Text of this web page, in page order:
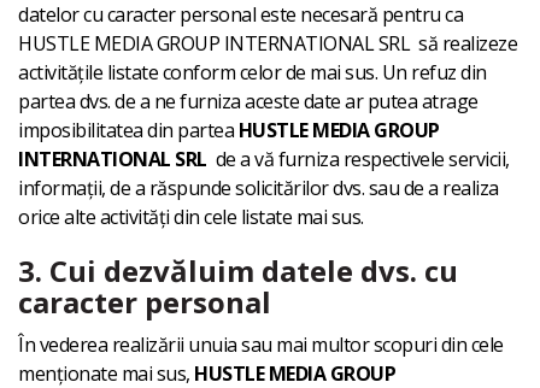
datelor cu caracter personal este necesară pentru ca
HUSTLE MEDIA GROUP INTERNATIONAL SRL să realizeze
activitățile listate conform celor de mai sus. Un refuz din
partea dvs. de a ne furniza aceste date ar putea atrage
imposibilitatea din partea HUSTLE MEDIA GROUP
INTERNATIONAL SRL de a vă furniza respectivele servicii,
informații, de a răspunde solicitărilor dvs. sau de a realiza
orice alte activități din cele listate mai sus.
3. Cui dezvăluim datele dvs. cu
caracter personal
În vederea realizării unuia sau mai multor scopuri din cele
menționate mai sus, HUSTLE MEDIA GROUP